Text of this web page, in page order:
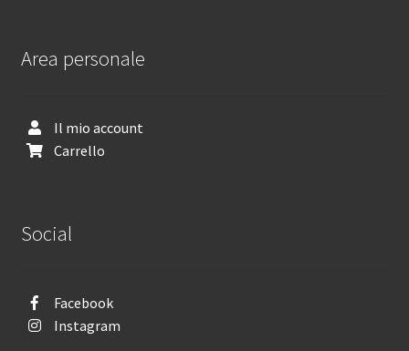
Area personale
Il mio account
Carrello
Social
Facebook
Instagram